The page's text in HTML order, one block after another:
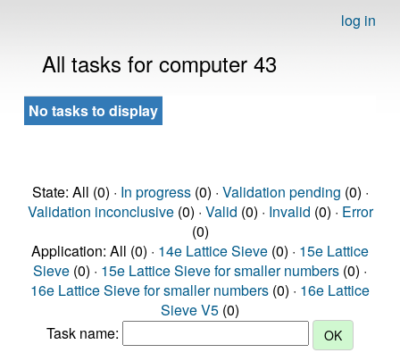
log in
All tasks for computer 43
No tasks to display
State: All (0) · In progress(0) · Validation pending (0) ·
Validation inconclusive(0) · Valid (0) · Invalid (0) · Error
(0)
Application: All (0) · 14e Lattice Sieve (0) · 15e Lattice
Sieve (0) · 15e Lattice Sieve for smaller numbers (0) ·
16e Lattice Sieve for smaller numbers (0) · 16e Lattice
Sieve V5 (0)
Task name: